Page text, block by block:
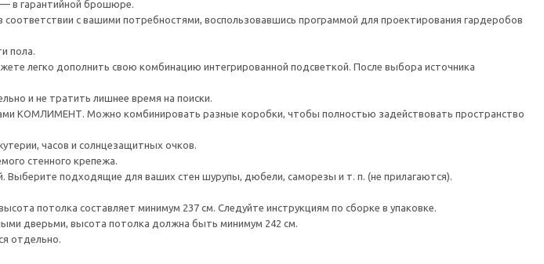
— в гарантийной брошюре.
с вашими потребностями, воспользовавшись программой для проектирования гардеробов
пола.
легко дополнить свою комбинацию интегрированной подсветкой. После выбора источника
и не тратить лишнее время на поиски.
КОМЛИМЕНТ. Можно комбинировать разные коробки, чтобы полностью задействовать пространство
часов и солнцезащитных очков.
стенного крепежа.
Выберите подходящие для ваших стен шурупы, дюбели, саморезы и т. п. (не прилагаются).
потолка составляет минимум 237 см. Следуйте инструкциям по сборке в упаковке.
дверьми, высота потолка должна быть минимум 242 см.
отдельно.